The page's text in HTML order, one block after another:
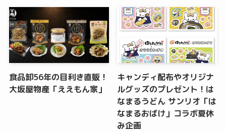
食品卸56年の目利き直販！
大坂屋物産「ええもん家」
キャンディ配布やオリジナ
ルグッズのプレゼント！は
なまるうどん サンリオ「は
なまるおばけ」コラボ夏休
み企画